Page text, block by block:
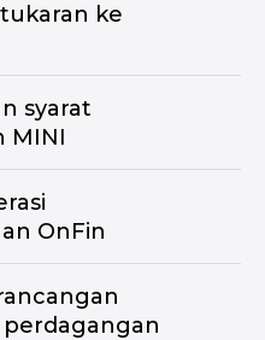
ke
syarat
MINI
OnFin